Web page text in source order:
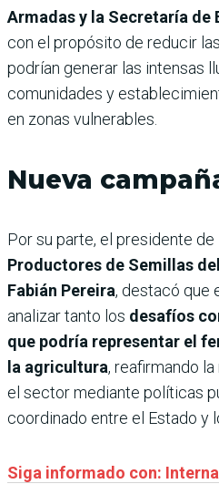
Armadas y la Secretaría de
con el propósito de reducir
podrían generar las intensas
comunidades y
en zonas vulnerables.
Nueva
Por su parte, el presidente de
Productores de Semillas
Fabián Pereira, destacó que
analizar tanto los desafíos
que podría representar el
la agricultura, reafirmando
el sector mediante políticas
coordinado entre el Estado y
Siga informado con: